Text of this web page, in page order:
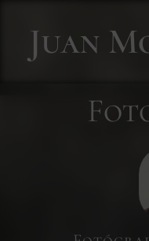
contentJuan